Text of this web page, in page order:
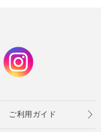
ご利用ガイド